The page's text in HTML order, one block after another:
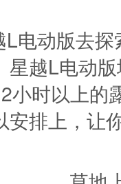
L电动版去
星越L电动
小时以上的
安排上，让